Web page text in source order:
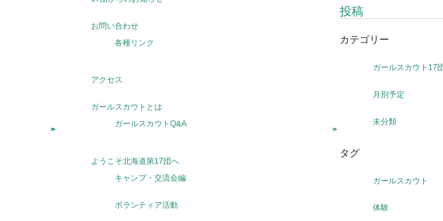
お問い合わせ
各種リンク
アクセス
ガールスカウトとは
ガールスカウトQ&A
ようこそ北海道第17団へ
キャンプ・交流会編
ボランティア活動
投稿
カテゴリー
ガールスカウト17
月別予定
未分類
タグ
ガールスカウト
体験